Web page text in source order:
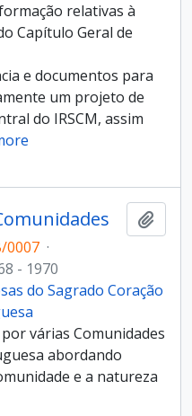
relativas à
Capítulo Geral de
e documentos para
um projeto de
do IRSCM, assim
0007 ·
- 1970
do Sagrado Coração
várias Comunidades
abordando
e a natureza